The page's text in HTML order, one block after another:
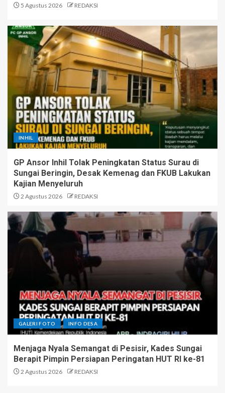
5 Agustus 2026 REDAKSI
INHIL
GP Ansor Inhil Tolak Peningkatan Status Surau di
Sungai Beringin, Desak Kemenag dan FKUB Lakukan
Kajian Menyeluruh
2 Agustus 2026 REDAKSI
GALERI FOTO INFO DESA
Menjaga Nyala Semangat di Pesisir, Kades Sungai
Berapit Pimpin Persiapan Peringatan HUT RI ke-81
2 Agustus 2026 REDAKSI